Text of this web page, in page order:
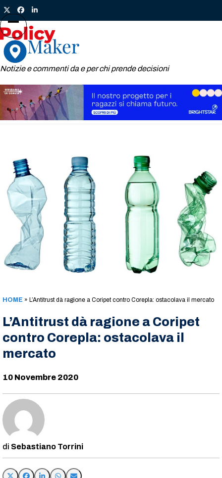
Skip
to
content
TwitterFacebook
LinkedIn
Notizie e commenti da e per chi prende decisioni
Open
mobile
menu
Close
mobile
menu
HOME » L’Antitrust dà ragione a Coripet contro Corepla: ostacolava il mercato
L’Antitrust dà ragione a Coripet
contro Corepla: ostacolava il
mercato
10 Novembre 2020
Sebastiano Torrini